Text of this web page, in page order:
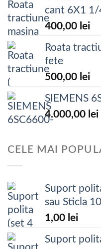
cant 6X1 1/
400,00 lei
Roata
fete
500,00 lei
SIEMENS
4.000,00 lei
CELE MAI
Suport
sau Sticla
1,00 lei
Suport